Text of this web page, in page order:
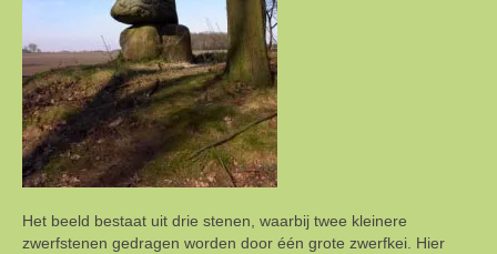
Het beeld bestaat uit drie stenen, waarbij twee kleinere
zwerfstenen gedragen worden door één grote zwerfkei. Hier